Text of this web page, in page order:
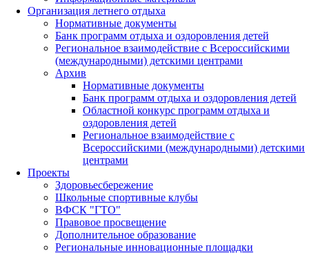
Организация летнего отдыха
Нормативные документы
Банк программ отдыха и оздоровления детей
Региональное взаимодействие с Всероссийскими
(международными) детскими центрами
Архив
Нормативные документы
Банк программ отдыха и оздоровления детей
Областной конкурс программ отдыха и
оздоровления детей
Региональное взаимодействие с
Всероссийскими (международными) детскими
центрами
Проекты
Здоровьесбережение
Школьные спортивные клубы
ВФСК "ГТО"
Правовое просвещение
Дополнительное образование
Региональные инновационные площадки